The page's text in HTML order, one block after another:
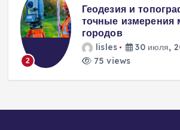
Вентиляция
современные
решения для
домостроения